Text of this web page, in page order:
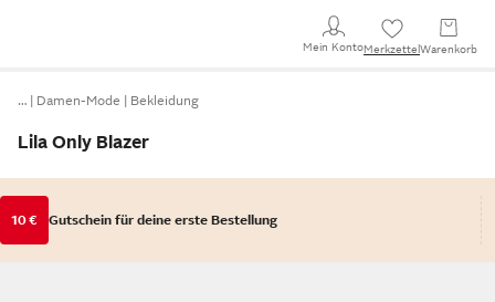
Mein KontoMerkzettel Warenkorb
… Damen-Mode Bekleidung
Lila Only Blazer
10 € Gutschein für deine erste Bestellung